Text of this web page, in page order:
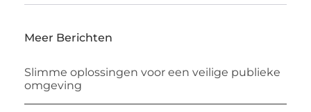
Meer Berichten
Slimme oplossingen voor een veilige publieke
omgeving